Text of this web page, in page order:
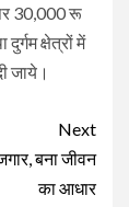
30,000 रू
क्षेत्रों में
जाये।
Next
बना जीवन
का आधार